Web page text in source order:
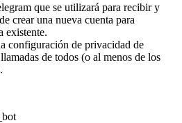
que se utilizará para recibir y
crear una nueva cuenta para
existente.
configuración de privacidad de
de todos (o al menos de los